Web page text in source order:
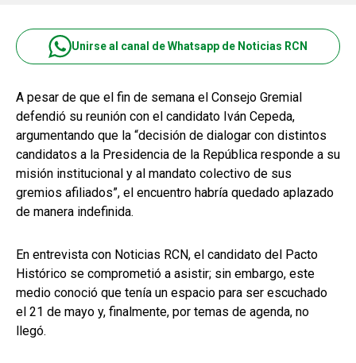
Unirse al canal de Whatsapp de Noticias RCN
A pesar de que el fin de semana el Consejo Gremial
defendió su reunión con el candidato Iván Cepeda,
argumentando que la “decisión de dialogar con distintos
candidatos a la Presidencia de la República responde a su
misión institucional y al mandato colectivo de sus
gremios afiliados”, el encuentro habría quedado aplazado
de manera indefinida.
En entrevista con Noticias RCN, el candidato del Pacto
Histórico se comprometió a asistir; sin embargo, este
medio conoció que tenía un espacio para ser escuchado
el 21 de mayo y, finalmente, por temas de agenda, no
llegó.